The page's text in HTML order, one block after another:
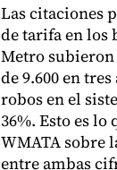
Las citaciones
de tarifa en los
Metro subieron
de 9.600 en
robos en el
36%. Esto es lo
WMATA sobre
entre ambas